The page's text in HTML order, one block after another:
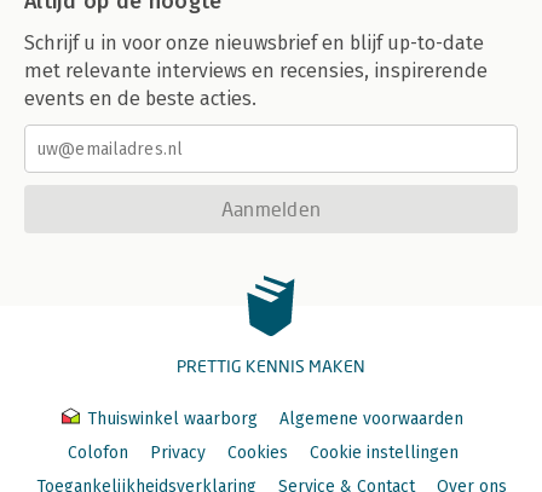
Schrijf u in voor onze nieuwsbrief en blijf up-to-date
met relevante interviews en recensies, inspirerende
events en de beste acties.
Aanmelden
PRETTIG KENNIS MAKEN
Thuiswinkel waarborg
Algemene voorwaarden
Colofon
Privacy Cookies
Cookie instellingen
Toegankelijkheidsverklaring
Service & Contact Over ons